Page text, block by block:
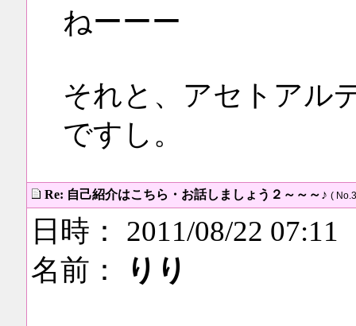
ねーーー
それと、アセトアル
ですし。
Re: 自己紹介はこちら・お話しましょう２～～～♪ (
日時： 2011/08/22 07:11
名前：
りり